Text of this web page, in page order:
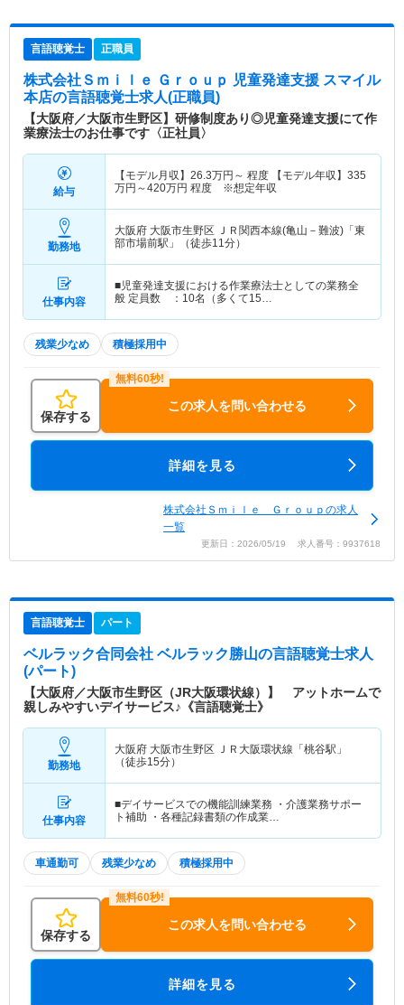
言語聴覚士 正職員
株式会社Ｓｍｉｌｅ Ｇｒｏｕｐ 児童発達支援 スマイル
本店の言語聴覚士求人(正職員)
【大阪府／大阪市生野区】研修制度あり◎児童発達支援にて作
業療法士のお仕事です〈正社員〉
給与
【モデル月収】 26.3万円～ 程度 【モデル年収】 335
万円～420万円 程度 ※想定年収
勤務地
大阪府 大阪市生野区 ＪＲ関西本線(亀山－難波)「東
部市場前駅」（徒歩11分）
仕事内容
■児童発達支援における作業療法士としての業務全
般 定員数 ：10名（多くて15…
残業少なめ 積極採用中
保存する
この求人を問い合わせる
詳細を見る
株式会社Ｓｍｉｌｅ Ｇｒｏｕｐの求人
一覧
更新日：2026/05/19 求人番号：9937618
言語聴覚士 パート
ベルラック合同会社 ベルラック勝山の言語聴覚士求人
(パート)
【大阪府／大阪市生野区（JR大阪環状線）】 アットホームで
親しみやすいデイサービス♪《言語聴覚士》
勤務地
大阪府 大阪市生野区 ＪＲ大阪環状線「桃谷駅」
（徒歩15分）
仕事内容
■デイサービスでの機能訓練業務 ・介護業務サポー
ト補助 ・各種記録書類の作成業…
車通勤可 残業少なめ 積極採用中
保存する
この求人を問い合わせる
詳細を見る